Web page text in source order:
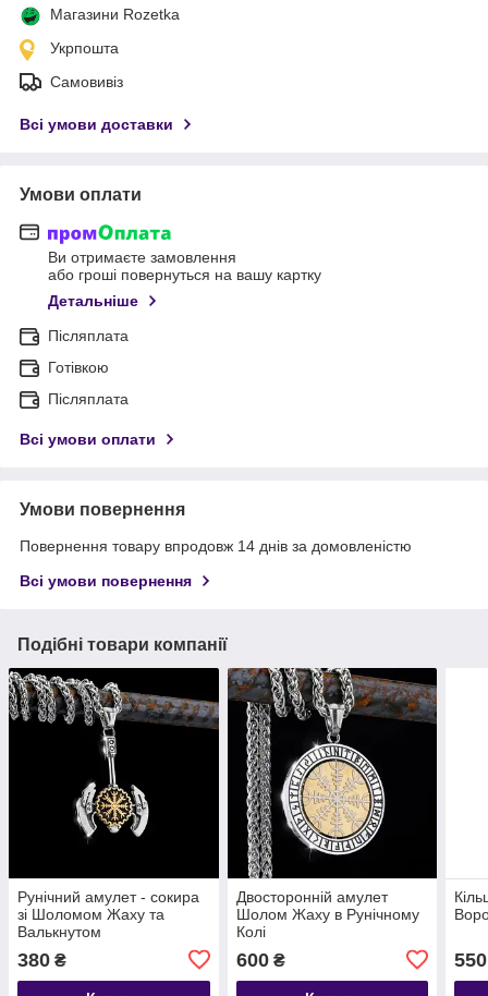
Магазини Rozetka
Укрпошта
Самовивіз
Всі умови доставки
Умови оплати
Ви отримаєте замовлення
або гроші повернуться на вашу картку
Детальніше
Післяплата
Готівкою
Післяплата
Всі умови оплати
Умови повернення
Повернення товару впродовж 14 днів за домовленістю
Всі умови повернення
Подібні товари компанії
Рунічний амулет - сокира
зі Шоломом Жаху та
Валькнутом
380 ₴
Двосторонній амулет
Шолом Жаху в Рунічному
Колі
600₴ 550